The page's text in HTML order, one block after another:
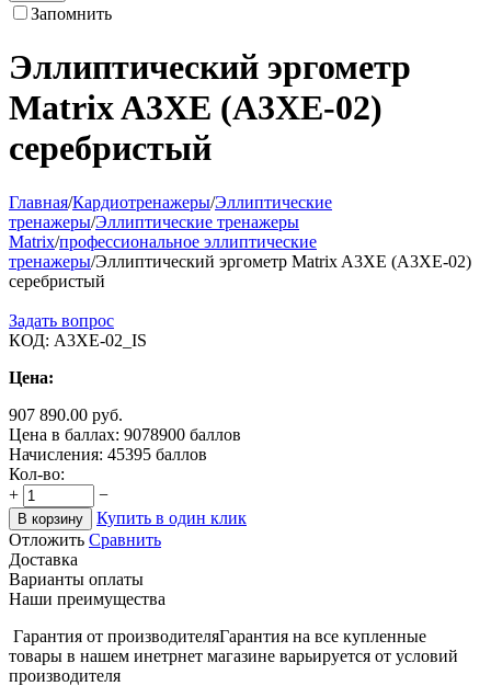
Запомнить
Эллиптический эргометр
Matrix A3XE (A3XE-02)
серебристый
Главная/Кардиотренажеры/Эллиптические
тренажеры/Эллиптические тренажеры
Matrix/профессиональное эллиптические
тренажеры/Эллиптический эргометр Matrix A3XE (A3XE-02)
серебристый
Задать вопрос
КОД: A3XE-02_IS
Цена:
907 890.00 руб.
Цена в баллах: 9078900 баллов
Начисления: 45395 баллов
Кол-во:
+
−
В корзину
Купить в один клик
Отложить Сравнить
Доставка
Варианты оплаты
Наши преимущества
Гарантия от производителяГарантия на все купленные
товары в нашем инетрнет магазине варьируется от условий
производителя